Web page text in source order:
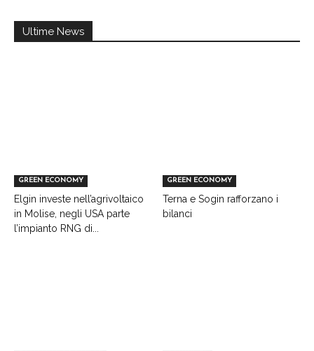
Ultime News
GREEN ECONOMY
Elgin investe nell’agrivoltaico
in Molise, negli USA parte
l’impianto RNG di...
GREEN ECONOMY
Terna e Sogin rafforzano i
bilanci